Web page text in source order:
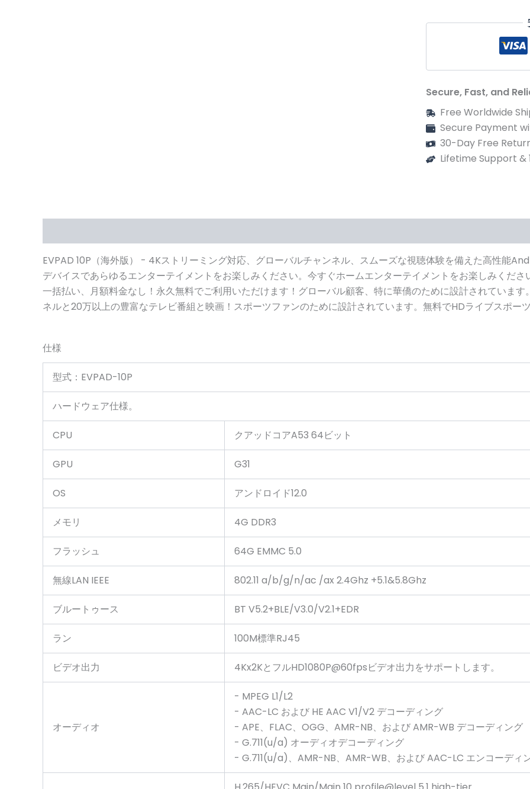
Secure, Fast, and
Free Worldwide
Secure Payment
30-Day Free
Lifetime Support
EVPAD 10P（海外版） - 4Kストリーミング対応、グローバルチャンネル、スムーズな視聴体験を備えた高性能
デバイスであらゆるエンターテイメントをお楽しみください。今すぐホームエンターテイメントをお楽しみくださ
一括払い、月額料金なし！永久無料でご利用いただけます！グローバル顧客、特に華僑のために設計されていま
ネルと20万以上の豊富なテレビ番組と映画！スポーツファンのために設計されています。無料でHDライブスポーツ
仕様
型式：EVPAD-10P
ハードウェア仕様。
CPU クアッドコアA53 64ビット
GPU G31
OS アンドロイド12.0
メモリ 4G DDR3
フラッシュ 64G EMMC 5.0
無線LAN IEEE 802.11 a/b/g/n/ac /ax 2.4Ghz +5.1&5.8Ghz
ブルートゥース BT V5.2+BLE/V3.0/V2.1+EDR
ラン 100M標準RJ45
ビデオ出力 4Kx2KとフルHD1080P@60fpsビデオ出力をサポートします。
オーディオ
- MPEG L1/L2
- AAC-LC および HE AAC V1/V2 デコーディング
- APE、FLAC、OGG、AMR-NB、および AMR-WB デコーディング
- G.711(u/a) オーディオデコーディング
- G.711(u/a)、AMR-NB、AMR-WB、および AAC-LC エンコーディ